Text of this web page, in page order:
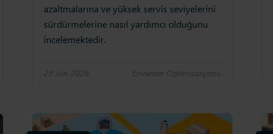
azaltmalarına ve yüksek servis seviyelerini
sürdürmelerine nasıl yardımcı olduğunu
incelemektedir.
23 Jun 2026 Envanter Opti̇mi̇zasyonu